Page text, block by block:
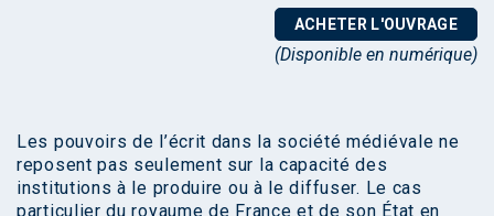
ACHETER L'OUVRAGE
(Disponible en numérique)
Les pouvoirs de l’écrit dans la société médiévale ne
reposent pas seulement sur la capacité des
institutions à le produire ou à le diffuser. Le cas
particulier du royaume de France et de son État en